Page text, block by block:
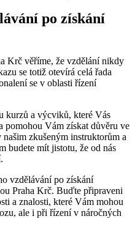
po získání
Krč⁣ věříme, že ⁣vzdělání nikdy‍
se totiž otevírá celá řada⁢
se v oblasti řízení
kurzů‍ a výcviků, které Vás
pomohou Vám získat důvěru ve⁢
zkušeným instruktorům a
budete mít jistotu,⁣ že od nás⁤
vzdělávání po‍ získání‌
Praha Krč. ​Buďte připraveni
a ⁤znalosti, které ​Vám mohou
ale i při řízení v ⁣náročných‌